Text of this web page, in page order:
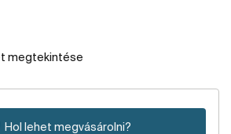
megtekintése
Hol lehet megvásárolni?